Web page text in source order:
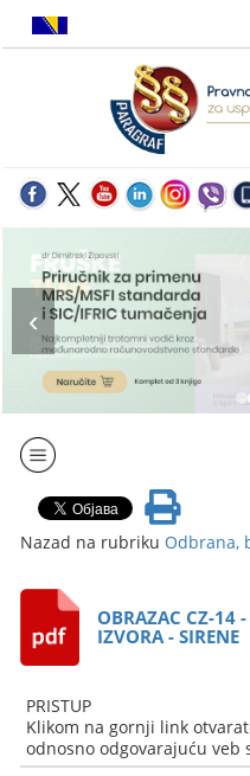
Nazad na rubriku Odbrana,
OBRAZAC CZ-14
IZVORA - SIRENE
PRISTUP
Klikom na gornji link
odnosno odgovarajuću veb